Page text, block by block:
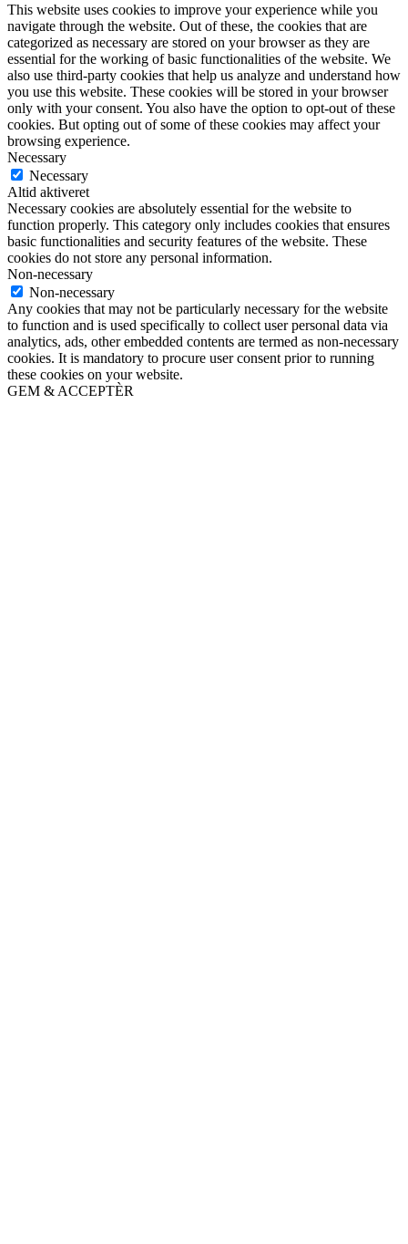
This website uses cookies to improve your experience while you
navigate through the website. Out of these, the cookies that are
categorized as necessary are stored on your browser as they are
essential for the working of basic functionalities of the website. We
also use third-party cookies that help us analyze and understand how
you use this website. These cookies will be stored in your browser
only with your consent. You also have the option to opt-out of these
cookies. But opting out of some of these cookies may affect your
browsing experience.
Necessary
Necessary
Altid aktiveret
Necessary cookies are absolutely essential for the website to
function properly. This category only includes cookies that ensures
basic functionalities and security features of the website. These
cookies do not store any personal information.
Non-necessary
Non-necessary
Any cookies that may not be particularly necessary for the website
to function and is used specifically to collect user personal data via
analytics, ads, other embedded contents are termed as non-necessary
cookies. It is mandatory to procure user consent prior to running
these cookies on your website.
GEM & ACCEPTÈR